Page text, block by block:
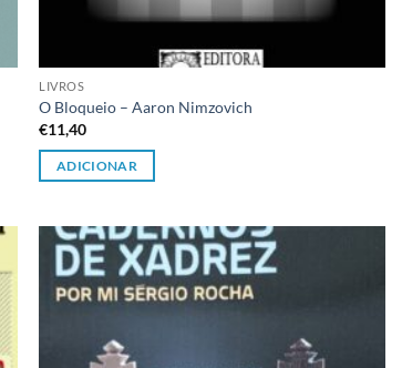
LIVROS
O Bloqueio – Aaron Nimzovich
€11,40
ADICIONAR